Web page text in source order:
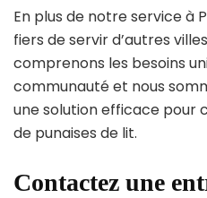
En plus de notre service à
fiers de servir d’autres
comprenons les besoins
communauté et nous
une solution efficace pour
de punaises de lit.
Contactez une